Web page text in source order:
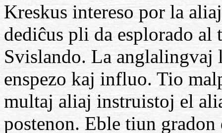
Kreskus intereso por la
dediĉus pli da esplorado
Svislando. La anglalingvaj
enspezo kaj influo. Tio
multaj aliaj instruistoj el
postenon. Eble tiun